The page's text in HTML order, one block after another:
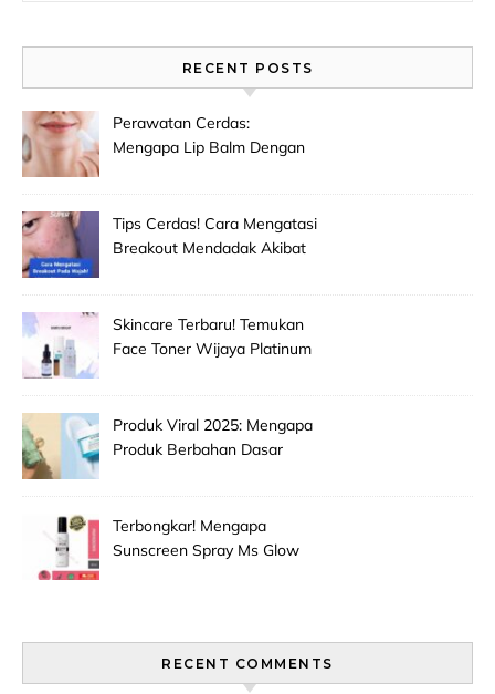
RECENT POSTS
Perawatan Cerdas:
Mengapa Lip Balm Dengan
Kering!
Tips Cerdas! Cara Mengatasi
Breakout Mendadak Akibat
Skincare Terbaru! Temukan
Face Toner Wijaya Platinum
Efektif!
Produk Viral 2025: Mengapa
Produk Berbahan Dasar
Terbongkar! Mengapa
Sunscreen Spray Ms Glow
RECENT COMMENTS